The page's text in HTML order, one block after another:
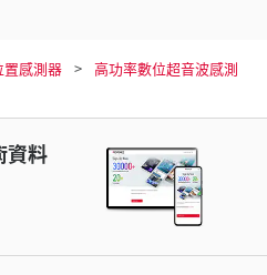
置感測器
高功率數位超音波感測
資料